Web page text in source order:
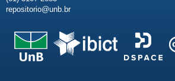
repositorio@unb.br